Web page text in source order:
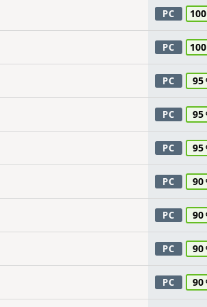
PC 100
PC 100
PC 95
PC 95
PC 95
PC 90
PC 90
PC 90
PC 90